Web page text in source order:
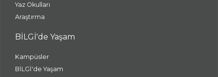
Yaz Okulları
Araştırma
BİLGİ'de Yaşam
Kampüsler
BİLGİ'de Yaşam